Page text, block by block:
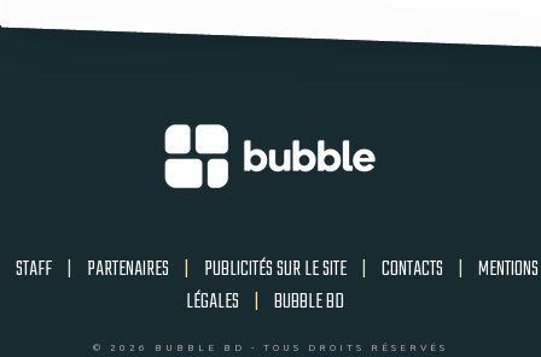
STAFF | PARTENAIRES | PUBLICITÉS SUR LE SITE | CONTACTS | MENTIONS
LÉGALES | BUBBLE BD
© 2026 BUBBLE BD - TOUS DROITS RÉSERVÉS